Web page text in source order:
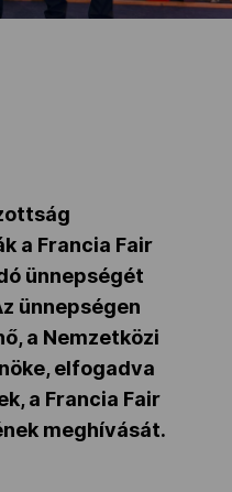
a Francia Fair
ünnepségét
ünnepségen
a Nemzetközi
elfogadva
a Francia Fair
meghívását.